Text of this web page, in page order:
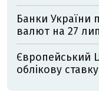
Банки України
валют на 27
Європейський
облікову